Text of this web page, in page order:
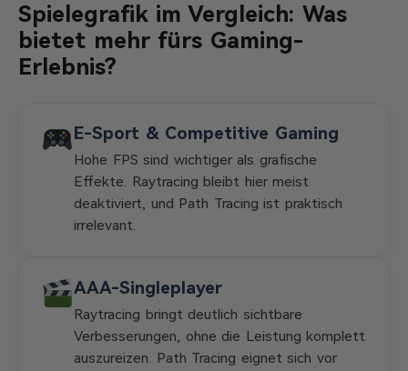
Spielegrafik im Vergleich: Was
bietet mehr fürs Gaming-
Erlebnis?
E-Sport & Competitive Gaming
Hohe FPS sind wichtiger als grafische
Effekte. Raytracing bleibt hier meist
deaktiviert, und Path Tracing ist praktisch
irrelevant.
AAA-Singleplayer
Raytracing bringt deutlich sichtbare
Verbesserungen, ohne die Leistung komplett
auszureizen. Path Tracing eignet sich vor